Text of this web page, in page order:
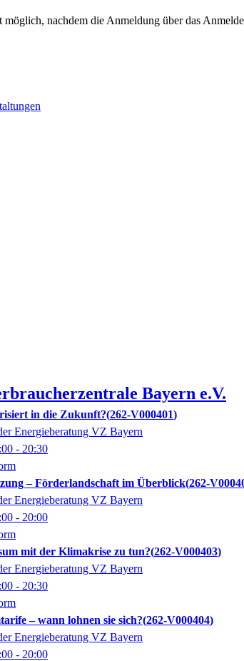
nachdem die Anmeldung über das
Bayern e.V.
in die Zukunft? 262-V000401
Energieberatung VZ Bayern
- 20:30
– Förderlandschaft im Überblick 262-
Energieberatung VZ Bayern
- 20:00
mit der Klimakrise zu tun? 262-V000403
Energieberatung VZ Bayern
- 20:30
– wann lohnen sie sich? 262-V000404
Energieberatung VZ Bayern
- 20:00